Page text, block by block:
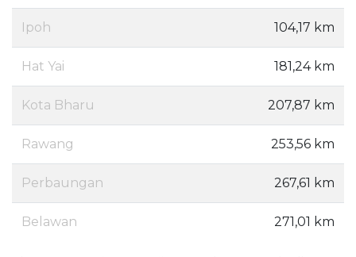
Ipoh 104,17 km
Hat Yai 181,24 km
Kota Bharu 207,87 km
Rawang 253,56 km
Perbaungan 267,61 km
Belawan 271,01 km